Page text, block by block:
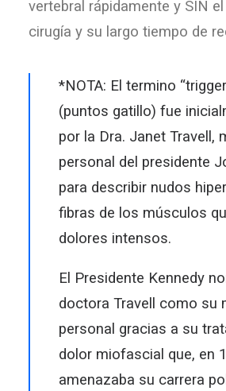
vertebral rápidamente y SIN
cirugía y su largo tiempo de
*NOTA: El termino
(puntos gatillo) fue
por la Dra. Janet Travell,
personal del presidente
para describir nudos
fibras de los músculos
dolores intensos.
El Presidente Kennedy
doctora Travell como su
personal gracias a su
dolor miofascial que, en
amenazaba su carrera